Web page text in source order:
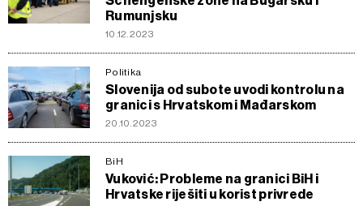
Rumunjsku
10.12.2023
Politika
Slovenija od subote uvodi kontrolu na
granici s Hrvatskom i Mađarskom
20.10.2023
BiH
Vuković: Probleme na granici BiH i
Hrvatske riješiti u korist privrede